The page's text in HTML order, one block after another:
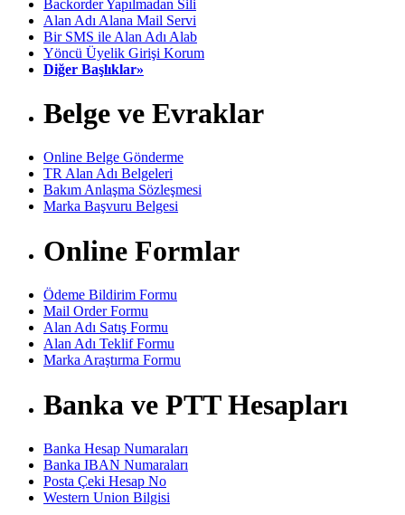
Backorder Yapılmadan Sili
Alan Adı Alana Mail Servi
Bir SMS ile Alan Adı Alab
Yöncü Üyelik Girişi Korum
Diğer Başlıklar»
Belge ve Evraklar
Online Belge Gönderme
TR Alan Adı Belgeleri
Bakım Anlaşma Sözleşmesi
Marka Başvuru Belgesi
Online Formlar
Ödeme Bildirim Formu
Mail Order Formu
Alan Adı Satış Formu
Alan Adı Teklif Formu
Marka Araştırma Formu
Banka ve PTT Hesapları
Banka Hesap Numaraları
Banka IBAN Numaraları
Posta Çeki Hesap No
Western Union Bilgisi